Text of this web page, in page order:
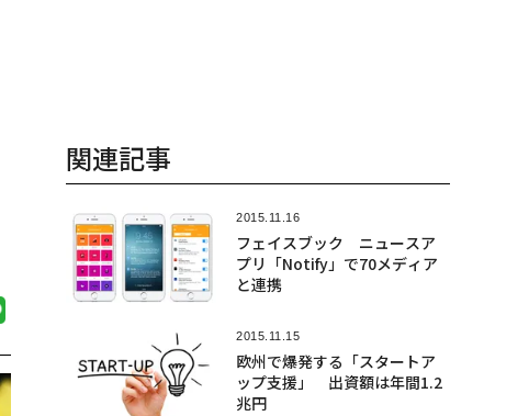
関連記事
2015.11.16
フェイスブック ニュースア
プリ「Notify」で70メディア
と連携
2015.11.15
欧州で爆発する「スタートア
ップ支援」 出資額は年間1.2
兆円